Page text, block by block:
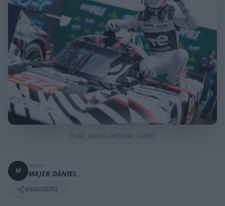
Fotó: Julien Delfosse / DPPI
M MAJER DÁNIEL
MEGOSZTÁS